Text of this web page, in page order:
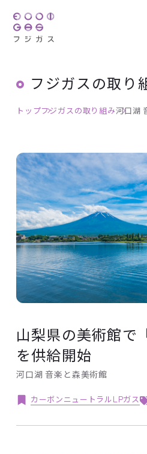
フジガスの取り
トップフジガスの取り組み河口湖
山梨県の美術館で
を供給開始
河口湖 音楽と森美術館
カーボンニュートラルLPガス